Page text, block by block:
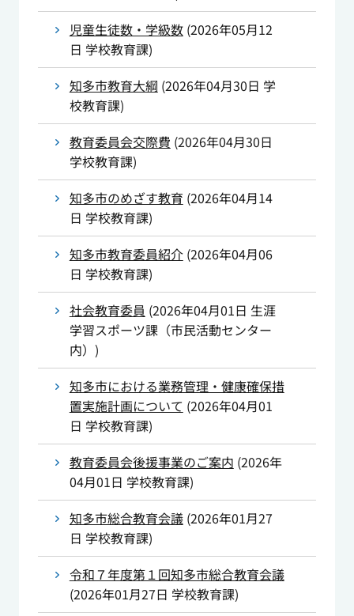
児童生徒数・学級数(2026年05月12
日 学校教育課)
知多市教育大綱 (2026年04月30日 学
校教育課)
教育委員会交際費 (2026年04月30日
学校教育課)
知多市のめざす教育 (2026年04月14
日 学校教育課)
知多市教育委員紹介(2026年04月06
日 学校教育課)
社会教育委員 (2026年04月01日 生涯
学習スポーツ課（市民活動センター
内） )
知多市における業務管理・健康確保措
置実施計画について (2026年04月01
日 学校教育課)
教育委員会後援事業のご案内 (2026年
04月01日 学校教育課)
知多市総合教育会議(2026年01月27
日 学校教育課)
令和７年度第１回知多市総合教育会議
(2026年01月27日 学校教育課)